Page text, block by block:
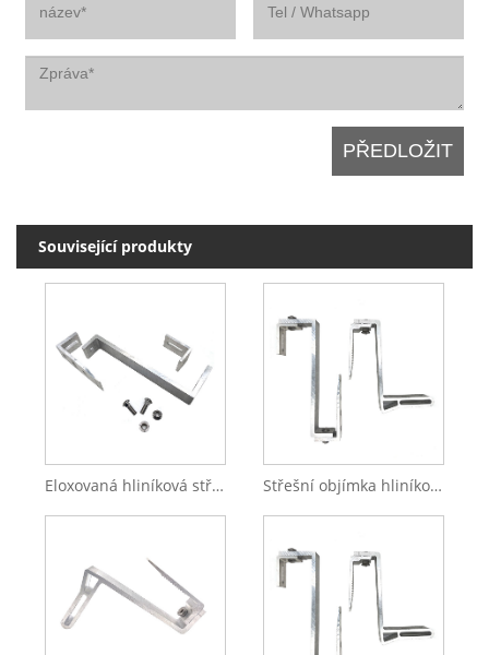
Související produkty
Eloxovaná hliníková střední svorka pro solární systém Střešní objímka hliníkového stojanu Solární zámek Solární spona